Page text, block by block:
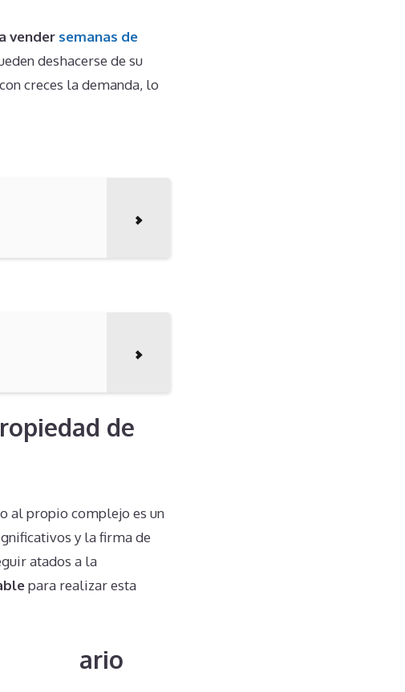
vender semanas de
deshacerse de su
creces la demanda, lo
de
al propio complejo es un
y la firma de
atados a la
para realizar esta